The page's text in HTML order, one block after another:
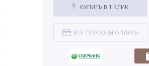
КУПИТЬ В 1 КЛИК
ВСЕ СПОСОБЫ ОПЛАТЫ